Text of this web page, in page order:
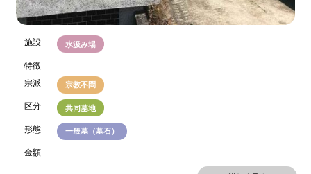
施設 水汲み場
特徴
宗派
宗教不問
区分 共同墓地
形態 一般墓（墓石）
金額